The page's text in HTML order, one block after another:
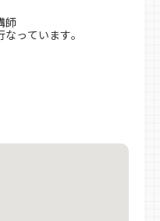
師
っています。